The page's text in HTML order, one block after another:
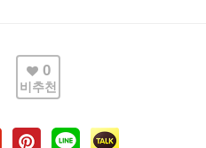
0
비추천